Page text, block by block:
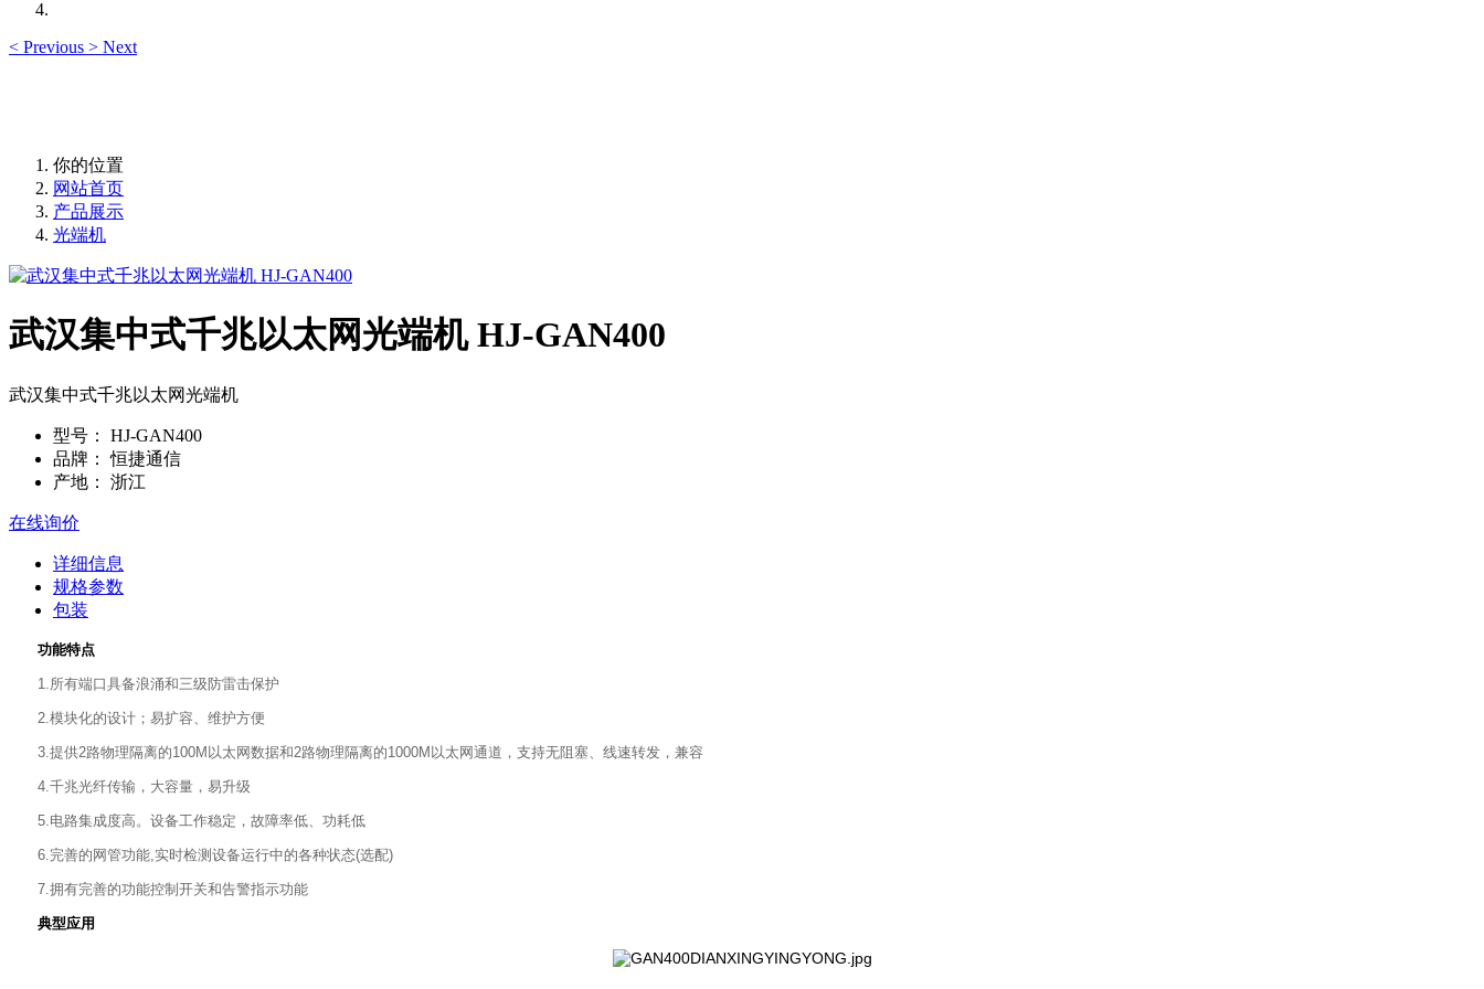
< Previous > Next
你的位置
网站首页
产品展示
光端机
武汉集中式千兆以太网光端机 HJ-GAN400
武汉集中式千兆以太网光端机
型号：
HJ-GAN400
品牌： 恒捷通信
产地：
浙江
在线询价
详细信息
规格参数
包装
功能特点
1.所有端口具备浪涌和三级防雷击保护
2.模块化的设计；易扩容、维护方便
3.提供2路物理隔离的100M以太网数据和2路物理隔离的1000M以太网通道，支持无阻塞、线速转发，兼容
4.千兆光纤传输，大容量，易升级
5.电路集成度高。设备工作稳定，故障率低、功耗低
6.完善的网管功能,实时检测设备运行中的各种状态(选配)
7.拥有完善的功能控制开关和告警指示功能
典型应用